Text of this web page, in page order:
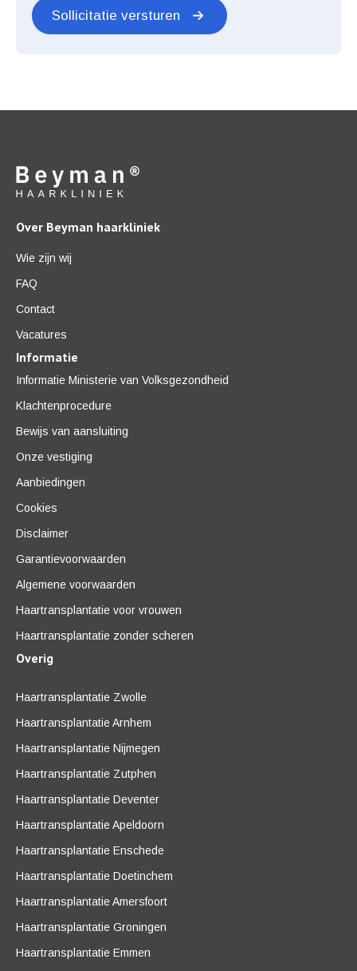
Sollicitatie versturen
Over Beyman haarkliniek
Wie zijn wij
FAQ
Contact
Vacatures
Informatie
Informatie Ministerie van Volksgezondheid
Klachtenprocedure
Bewijs van aansluiting
Onze vestiging
Aanbiedingen
Cookies
Disclaimer
Garantievoorwaarden
Algemene voorwaarden
Haartransplantatie voor vrouwen
Haartransplantatie zonder scheren
Overig
Haartransplantatie Zwolle
Haartransplantatie Arnhem
Haartransplantatie Nijmegen
Haartransplantatie Zutphen
Haartransplantatie Deventer
Haartransplantatie Apeldoorn
Haartransplantatie Enschede
Haartransplantatie Doetinchem
Haartransplantatie Amersfoort
Haartransplantatie Groningen
Haartransplantatie Emmen